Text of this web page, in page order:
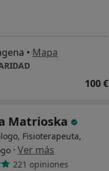
• Mapa
100 €
Matrioska
Fisioterapeuta,
· Ver más
221 opiniones